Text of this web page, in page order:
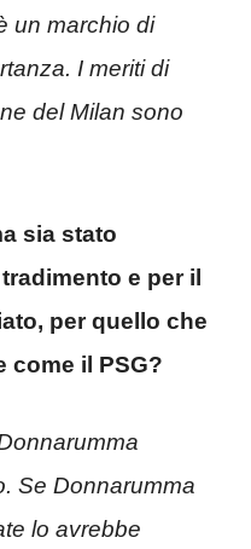
un marchio di
I meriti di
del Milan sono
sia stato
e per il
per quello che
come il PSG?
Se Donnarumma
lo avrebbe